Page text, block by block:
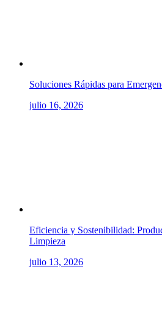
Soluciones Rápidas para
julio 16, 2026
Eficiencia y Sostenibilidad:
Limpieza
julio 13, 2026